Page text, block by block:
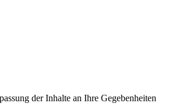
der Inhalte an Ihre Gegebenheiten